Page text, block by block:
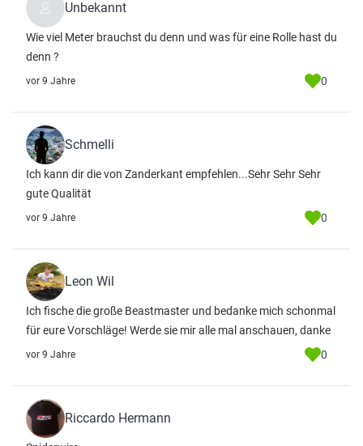
Unbekannt
Wie viel Meter brauchst du denn und was für eine Rolle hast du
denn ?
vor 9 Jahre 0
Schmelli
Ich kann dir die von Zanderkant empfehlen...Sehr Sehr Sehr
gute Qualität
vor 9 Jahre 0
Leon Wil
Ich fische die große Beastmaster und bedanke mich schonmal
für eure Vorschläge! Werde sie mir alle mal anschauen, danke
vor 9 Jahre 0
Riccardo Hermann